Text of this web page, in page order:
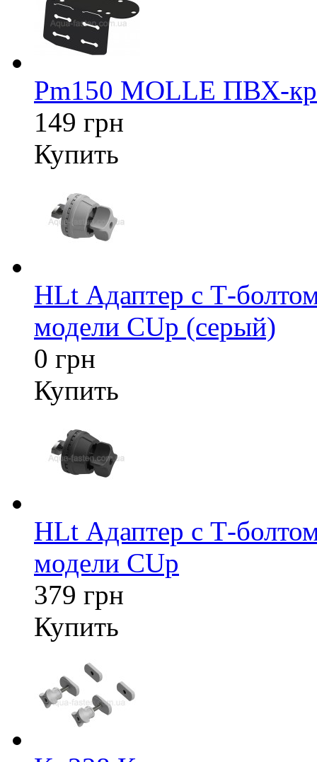
Pm150 MOLLE ПВХ-
149 грн
Купить
HLt Адаптер c Т-
модели CUp (серый)
0 грн
Купить
HLt Адаптер c Т-
модели CUp
379 грн
Купить